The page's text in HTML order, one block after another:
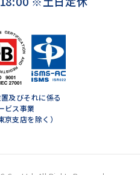
及びそれに係る
ビス事業
京支店を除く）